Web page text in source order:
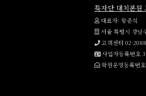
특자단 대치본원
대표자: 왕준석
서울 특별시 강남
고객센터 02-
사업자등록번호
학원운영등록번